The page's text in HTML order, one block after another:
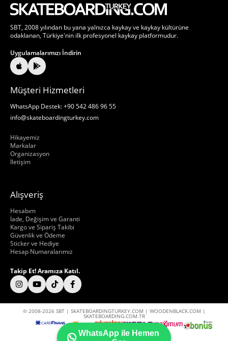
SBT, 2008 yılından bu yana yalnızca kaykay ve kaykay kültürüne
odaklanan, Türkiye'nin ilk profesyonel kaykay platformudur.
Uygulamalarımızı İndirin
Müşteri Hizmetleri
WhatsApp Destek: +90 542 486 96 55
info@skateboardingturkey.com
Hikayemiz
Markalar
Organizasyon
İletişim
Alışveriş
Hakkımızda
Hesabım
İade, Değişim ve Garanti
Kargo ve Sipariş Takibi
Güvenlik ve Ödeme
Sticker ve Hediye
Hesap Numaralarımız
Takip Et! Aramıza Katıl.
© 2008-2026 SBT | SKATEBOARDINGTURKEY.COM | WOODENBLACK.COM |
SKATEBOARDING.COM.TR
WhatsApp ile Hemen